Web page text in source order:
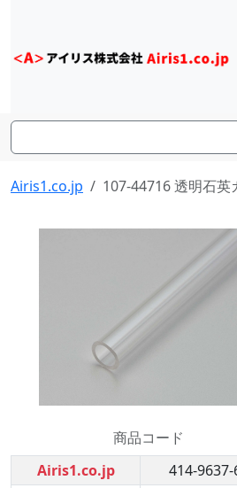
Airis1.co.jp 107-44716 透明石
商品コード
Airis1.co.jp
414-